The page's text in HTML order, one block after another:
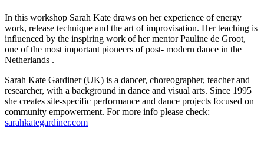
In this workshop Sarah Kate draws on her experience of energy
work, release technique and the art of improvisation. Her teaching is
influenced by the inspiring work of her mentor Pauline de Groot,
one of the most important pioneers of post- modern dance in the
Netherlands .
Sarah Kate Gardiner (UK) is a dancer, choreographer, teacher and
researcher, with a background in dance and visual arts. Since 1995
she creates site-specific performance and dance projects focused on
community empowerment. For more info please check:
sarahkategardiner.com